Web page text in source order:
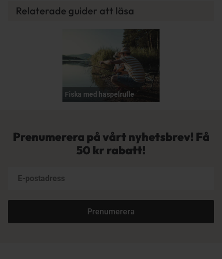
Relaterade guider att läsa
Fiska med haspelrulle
Prenumerera på vårt nyhetsbrev! Få
50 kr rabatt!
Prenumerera